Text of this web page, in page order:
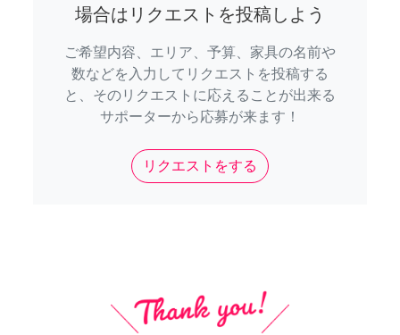
場合はリクエストを投稿しよう
ご希望内容、エリア、予算、家具の名前や
数などを入力してリクエストを投稿する
と、そのリクエストに応えることが出来る
サポーターから応募が来ます！
リクエストをする